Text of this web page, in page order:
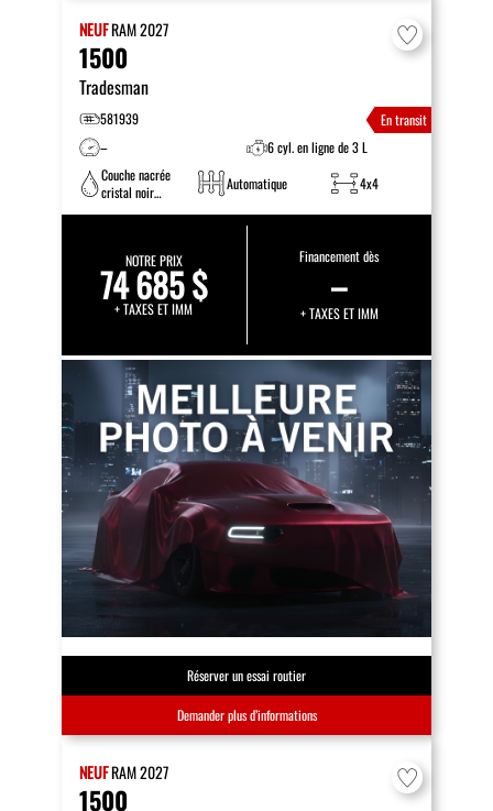
NEUFRAM2027
1500
Tradesman
581939
En transit
–
6 cyl. en ligne de 3 L
Couche nacrée
cristal noir
Automatique 4x4
NOTRE PRIX
74 685 $
+ TAXES ET IMM
Financement dès
–
+ TAXES ET IMM
Réserver un essai routier
Demander plus d’informations
NEUFRAM2027
1500